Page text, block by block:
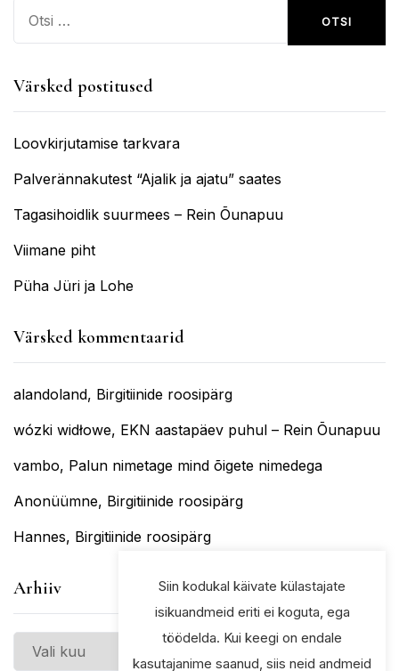
Värsked postitused
Loovkirjutamise tarkvara
Palverännakutest “Ajalik ja ajatu” saates
Tagasihoidlik suurmees – Rein Õunapuu
Viimane piht
Püha Jüri ja Lohe
Värsked kommentaarid
alandoland, Birgitiinide roosipärg
wózki widłowe, EKN aastapäev puhul – Rein Õunapuu
vambo, Palun nimetage mind õigete nimedega
Anonüümne, Birgitiinide roosipärg
Hannes, Birgitiinide roosipärg
Arhiiv
Arhiiv
Siin kodukal käivate külastajate
isikuandmeid eriti ei koguta, ega
töödelda. Kui keegi on endale
kasutajanime saanud, siis neid andmeid